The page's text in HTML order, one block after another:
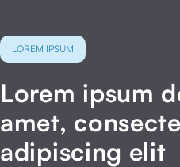
LOREM IPSUM
Lorem ipsum
amet,
adipiscing elit